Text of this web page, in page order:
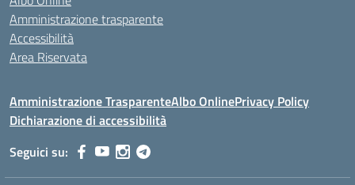
Amministrazione trasparente
Accessibilità
Area Riservata
Amministrazione TrasparenteAlbo OnlinePrivacy Policy
Dichiarazione di accessibilità
Seguici su: